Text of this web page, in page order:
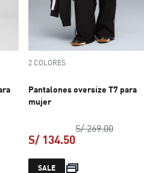
S/ 329.00
2 COLORES
Pantalones oversize T7 para
mujer
S/ 269.00precio
S/ 134.50
precio actual
SALE